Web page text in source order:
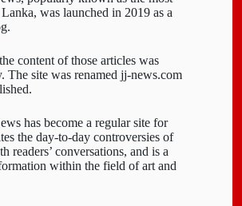
was launched in 2019 as a
content of those articles was
The site was renamed jj-news.com
has become a regular site for
the day-to-day controversies of
readers’ conversations, and is a
within the field of art and